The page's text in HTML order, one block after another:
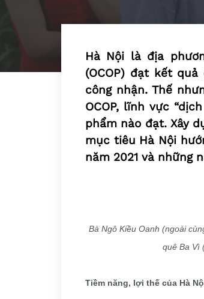
Hà Nội là địa
(OCOP) đạt kết
công nhận. Thế
OCOP, lĩnh vực
phẩm nào đạt. Xây
mục tiêu Hà Nội
năm 2021 và những
Bà Ngô Kiều Oanh (ngoài
quê Ba Vì
Tiềm năng, lợi thế của Hà